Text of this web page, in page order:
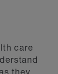
care